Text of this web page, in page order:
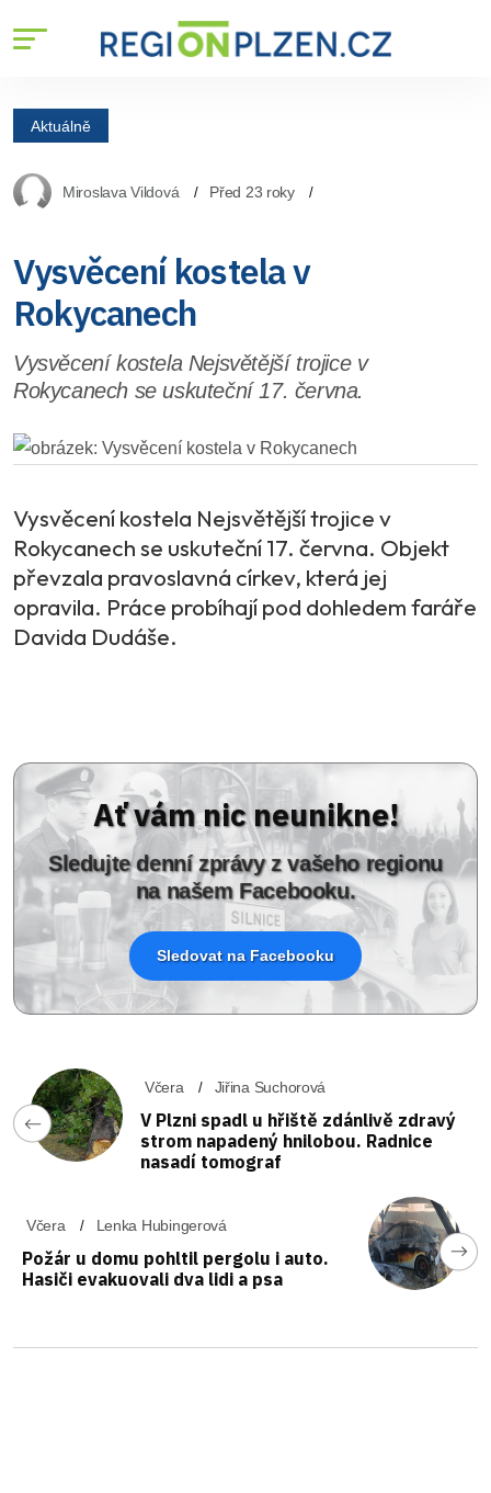
Aktuálně
Miroslava Vildová Před 23 roky
Vysvěcení kostela v
Rokycanech
Vysvěcení kostela Nejsvětější trojice v
Rokycanech se uskuteční 17. června.
Vysvěcení kostela Nejsvětější trojice v
Rokycanech se uskuteční 17. června. Objekt
převzala pravoslavná církev, která jej
opravila. Práce probíhají pod dohledem faráře
Davida Dudáše.
Ať vám nic neunikne!
Sledujte denní zprávy z vašeho regionu
na našem Facebooku.
Sledovat na Facebooku
Včera Jiřina Suchorová
V Plzni spadl u hřiště zdánlivě zdravý
strom napadený hnilobou. Radnice
nasadí tomograf
Včera Lenka Hubingerová
Požár u domu pohltil pergolu i auto.
Hasiči evakuovali dva lidi a psa